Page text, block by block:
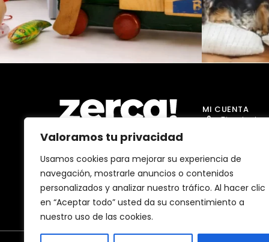
Valoramos tu privacidad
Usamos cookies para mejorar su experiencia de
navegación, mostrarle anuncios o contenidos
personalizados y analizar nuestro tráfico. Al hacer clic
en “Aceptar todo” usted da su consentimiento a
nuestro uso de las cookies.
Comercios, productores y
distribuidores locales. Pagan
impuestos aquí, y dinamizan
economía y empleo en tu
comunidad.
MI CUENTA
Tienda
Tienda
Tienda
Tienda